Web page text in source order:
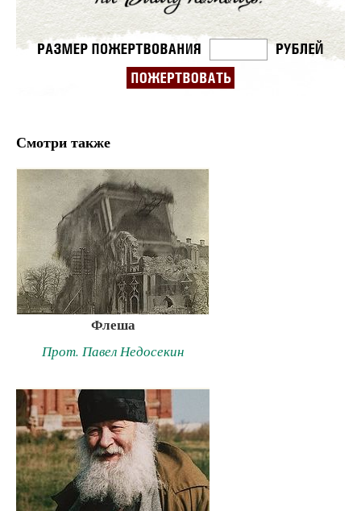
Смотри также
Флеша
Прот. Павел Недосекин